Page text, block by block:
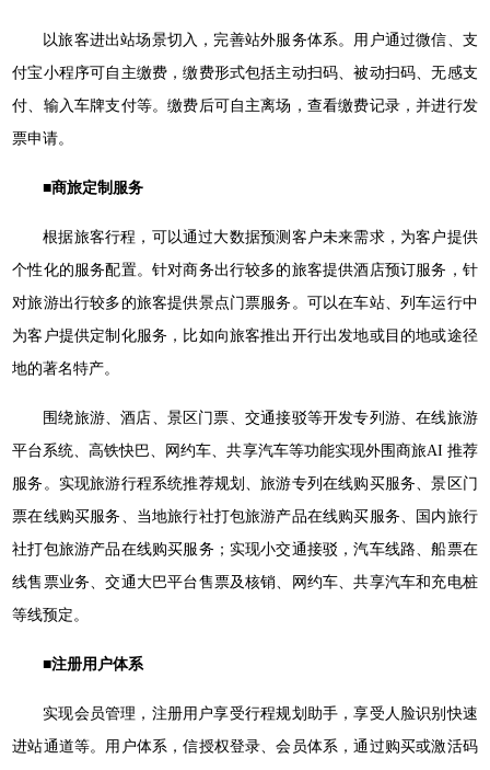
以旅客进出站场景切入，完善站外服务体系。用户通过微信、支
付宝小程序可自主缴费，缴费形式包括主动扫码、被动扫码、无感支
付、输入车牌支付等。缴费后可自主离场，查看缴费记录，并进行发
票申请。
■商旅定制服务
根据旅客行程，可以通过大数据预测客户未来需求，为客户提供
个性化的服务配置。针对商务出行较多的旅客提供酒店预订服务，针
对旅游出行较多的旅客提供景点门票服务。可以在车站、列车运行中
为客户提供定制化服务，比如向旅客推出开行出发地或目的地或途径
地的著名特产。
围绕旅游、酒店、景区门票、交通接驳等开发专列游、在线旅游
平台系统、高铁快巴、网约车、共享汽车等功能实现外围商旅AI 推荐
服务。实现旅游行程系统推荐规划、旅游专列在线购买服务、景区门
票在线购买服务、当地旅行社打包旅游产品在线购买服务、国内旅行
社打包旅游产品在线购买服务；实现小交通接驳，汽车线路、船票在
线售票业务、交通大巴平台售票及核销、网约车、共享汽车和充电桩
等线预定。
■注册用户体系
实现会员管理，注册用户享受行程规划助手，享受人脸识别快速
进站通道等。用户体系，信授权登录、会员体系，通过购买或激活码